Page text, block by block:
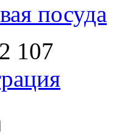
посуда
107